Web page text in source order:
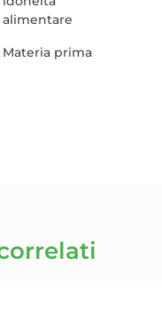
alimentare
Materia prima